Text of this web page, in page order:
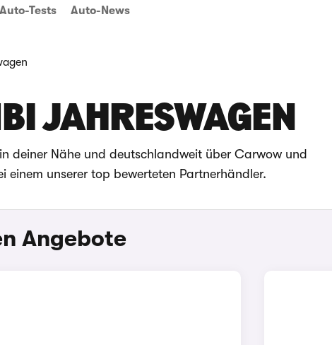
Auto-Tests Auto-News
JAHRESWAGEN
deiner Nähe und deutschlandweit über Carwow und
unserer top bewerteten Partnerhändler.
Angebote